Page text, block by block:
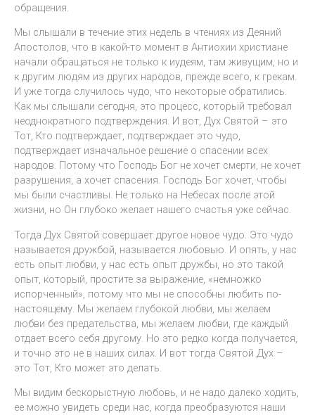
обращения.
Мы слышали в течение этих недель в чтениях из Деяний
Апостолов, что в какой-то момент в Антиохии христиане
начали обращаться не только к иудеям, там живущим, но и
к другим людям из других народов, прежде всего, к грекам.
И уже тогда случилось чудо, что некоторые обратились.
Как мы слышали сегодня, это процесс, который требовал
неоднократного подтверждения. И вот, Дух Святой – это
Тот, Кто подтверждает, подтверждает это чудо,
подтверждает изначальное решение о спасении всех
народов. Потому что Господь Бог не хочет смерти, не хочет
разрушения, а хочет спасения. Господь Бог хочет, чтобы
мы были счастливы. Не только на Небесах после этой
жизни, но Он глубоко желает нашего счастья уже сейчас.
Тогда Дух Святой совершает другое новое чудо. Это чудо
называется дружбой, называется любовью. И опять, у нас
есть опыт любви, у нас есть опыт дружбы, но это такой
опыт, который, простите за выражение, «немножко
испорченный», потому что мы не способны любить по-
настоящему. Мы желаем глубокой любви, мы желаем
любви без предательства, мы желаем любви, где каждый
отдает всего себя другому. Но это редко когда получается,
и точно это не в наших силах. И вот тогда Святой Дух –
это Тот, Кто может это делать.
Мы видим бескорыстную любовь, и не надо далеко ходить,
ее можно увидеть среди нас, когда преобразуются наши